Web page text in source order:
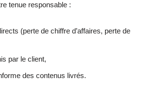
tenue responsable :
(perte de chiffre d’affaires, perte de
par le client,
des contenus livrés.